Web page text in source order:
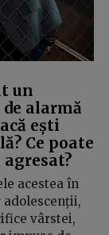
un
alarmă
ești
Ce poate
acestea în
adolescenții,
vârstei,